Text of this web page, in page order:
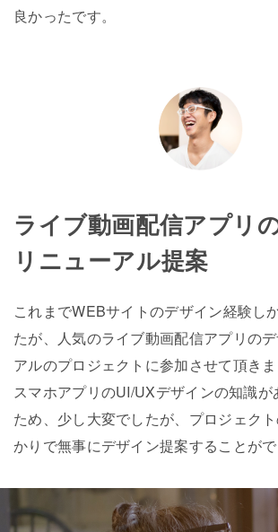
良かったです。
ライブ動画配信アプリ
リニューアル提案
これまでWEBサイトのデザイン経験し
たが、人気のライブ動画配信アプリの
アルのプロジェクトに参加させて頂きま
スマホアプリのUI/UXデザインの知識が
ため、少し大変でしたが、プロジェク
かりで無事にデザイン提案することがで